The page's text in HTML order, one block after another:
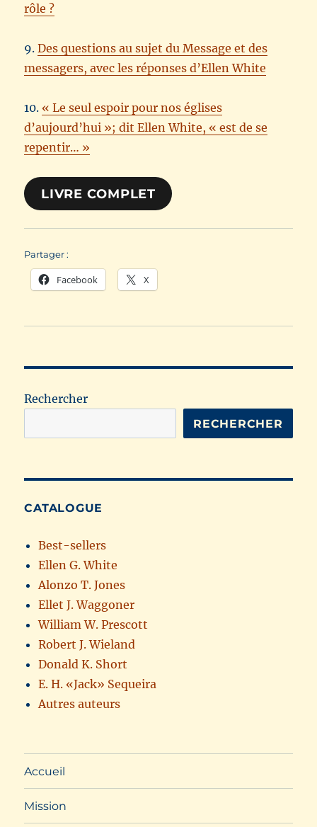
rôle ?
9.Des questions au sujet du Message et des
messagers, avec les réponses d’Ellen White
10. « Le seul espoir pour nos églises
d’aujourd’hui »; dit Ellen White, « est de se
repentir… »
LIVRE COMPLET
Partager :
Facebook X
Rechercher
RECHERCHER
CATALOGUE
Best-sellers
Ellen G. White
Alonzo T. Jones
Ellet J. Waggoner
William W. Prescott
Robert J. Wieland
Donald K. Short
E. H. «Jack» Sequeira
Autres auteurs
Accueil
Mission